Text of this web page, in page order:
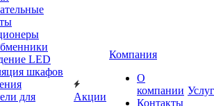
LED
шкафов
для
Акции
Компания
О
компании
Контакты